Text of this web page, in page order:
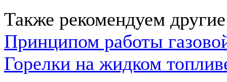
Также рекомендуем
Принципом работы
Горелки на жидком